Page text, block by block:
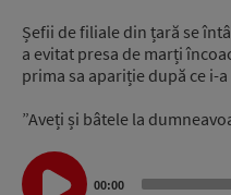
Șefii de filiale din țară se
a evitat presa de marți
prima sa apariție după ce i-
”Aveți și bâtele la
Audio
Player
00:00